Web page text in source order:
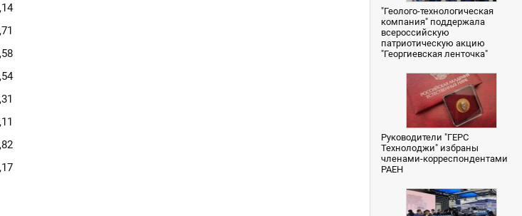
"Геолого-технологическая
компания" поддержала
всероссийскую
патриотическую акцию
"Георгиевская ленточка"
Руководители "ГЕРС
Технолоджи" избраны
членами-корреспондентами
РАЕН